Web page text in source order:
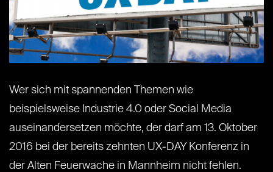
Wer sich mit spannenden Themen wie
beispielsweise Industrie 4.0 oder Social Media
auseinandersetzen möchte, der darf am 13. Oktober
2016 bei der bereits zehnten UX-DAY Konferenz in
der Alten Feuerwache in Mannheim nicht fehlen.